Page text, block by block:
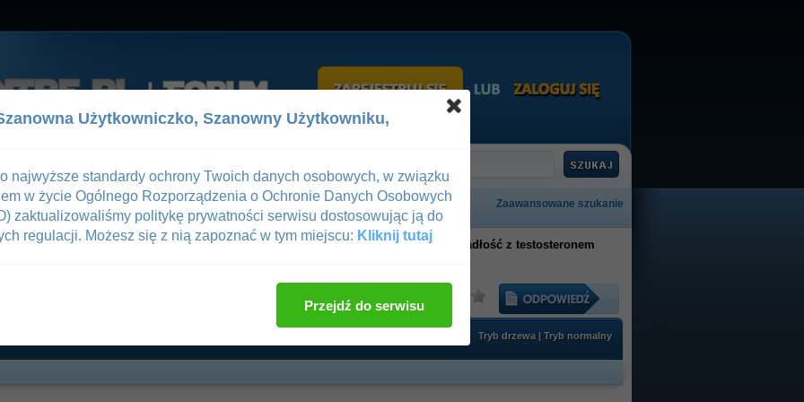
Pomoc
Zaawansowane szukanie
—Rejestracja
/ Muscle-Centre for You/ Centre Zdrowia/Artykuły /Andropauza- męska przypadłość z testosteronem
Ocena wątku:
Tryb drzewa | Tryb normalny
Użytkowniczko, Szanowny Użytkowniku,
najwyższe standardy ochrony Twoich danych osobowych, w związku
w życie Ogólnego Rozporządzenia o Ochronie Danych Osobowych
zaktualizowaliśmy politykę prywatności serwisu dostosowując ją do
regulacji. Możesz się z nią zapoznać w tym miejscu: Kliknij tutaj
Przejdź do serwisu